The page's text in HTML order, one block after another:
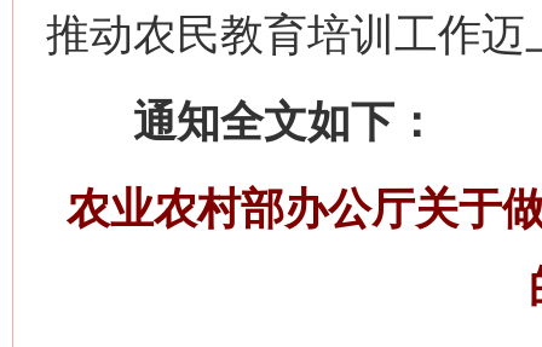
推动农民教育培训工作迈
通知全文如下：
农业农村部办公厅关于